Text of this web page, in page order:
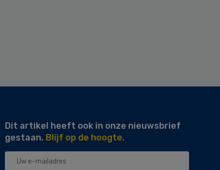
Dit artikel heeft ook in onze nieuwsbrief
gestaan. Blijf op de hoogte.
Uw